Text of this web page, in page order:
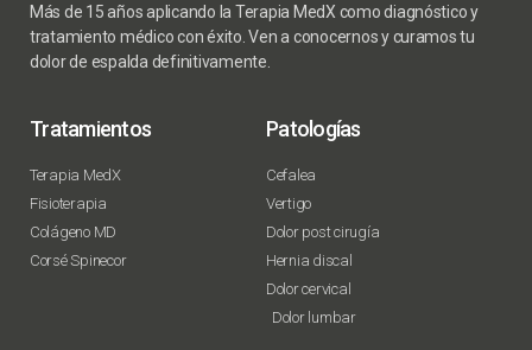
Más de 15 años aplicando la Terapia MedX como diagnóstico y
tratamiento médico con éxito. Ven a conocernos y curamos tu
dolor de espalda definitivamente.
Tratamientos
Terapia MedX
Fisioterapia
Colágeno MD
Corsé Spinecor
Patologías
Cefalea
Vertigo
Dolor post cirugía
Hernia discal
Dolor cervical
Dolor lumbar